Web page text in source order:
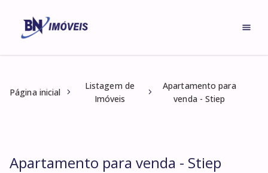
Página inicial
Listagem de
Imóveis
Apartamento para
venda - Stiep
Apartamento para venda - Stiep